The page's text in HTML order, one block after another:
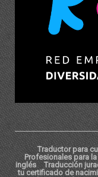
Traductor para
Profesionales para
inglés
Traducción
tu certificado de